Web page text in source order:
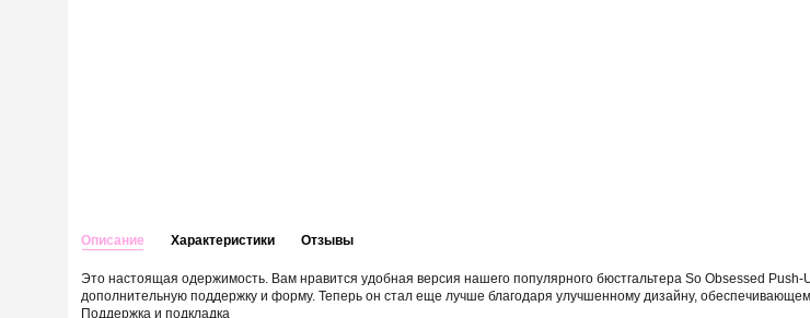
Описание
Это настоящая одержимость. Вам нравится удобная версия нашего популярного бюстгальтера So Obsessed
дополнительную поддержку и форму. Теперь он стал еще лучше благодаря улучшенному дизайну,
Поддержка и подкладка
Характеристики Отзывы